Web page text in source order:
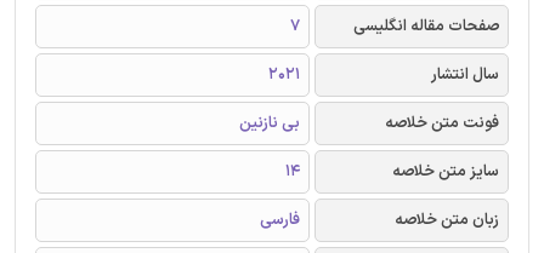
صفحات مقاله انگلیسی
7
سال انتشار
2021
فونت متن خلاصه
بی نازنین
سایز متن خلاصه
14
زبان متن خلاصه
فارسی